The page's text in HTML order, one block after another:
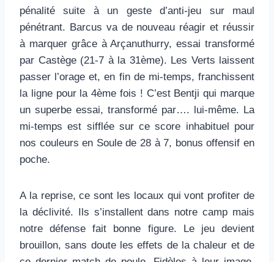
pénalité suite à un geste d’anti-jeu sur maul
pénétrant. Barcus va de nouveau réagir et réussir
à marquer grâce à Arçanuthurry, essai transformé
par Castège (21-7 à la 31ème). Les Verts laissent
passer l’orage et, en fin de mi-temps, franchissent
la ligne pour la 4ème fois ! C’est Bentji qui marque
un superbe essai, transformé par…. lui-même. La
mi-temps est sifflée sur ce score inhabituel pour
nos couleurs en Soule de 28 à 7, bonus offensif en
poche.
A la reprise, ce sont les locaux qui vont profiter de
la déclivité. Ils s’installent dans notre camp mais
notre défense fait bonne figure. Le jeu devient
brouillon, sans doute les effets de la chaleur et de